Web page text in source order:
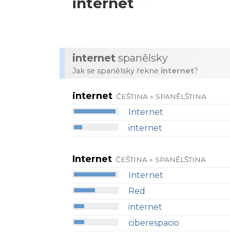
internet spanělsky
Jak se spanělsky řekne internet?
internet ČEŠTINA » SPANĚLŠTINA
Internet
internet
Internet ČEŠTINA » SPANĚLŠTINA
Internet
Red
internet
ciberespacio